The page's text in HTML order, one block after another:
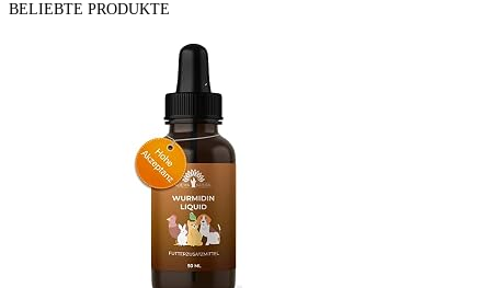
BELIEBTE PRODUKTE